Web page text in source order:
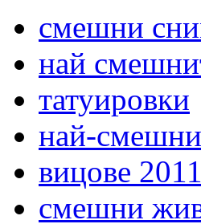
смешни
най
татуировки
най-
вицове 2011
смешни